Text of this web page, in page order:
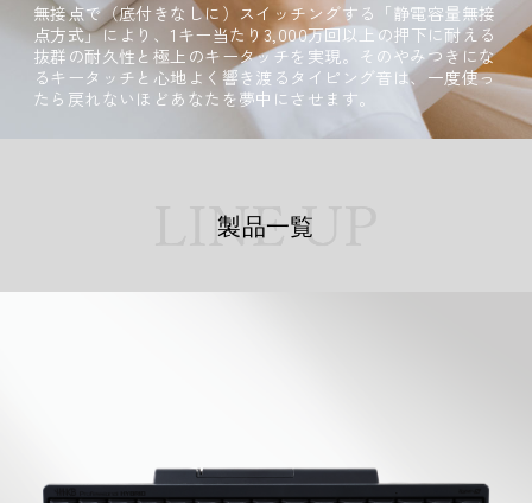
無接点で（底付きなしに）スイッチングする「静電容量無接
点方式」により、1キー当たり3,000万回以上の押下に耐える
抜群の耐久性と極上のキータッチを実現。そのやみつきにな
るキータッチと心地よく響き渡るタイピング音は、一度使っ
たら戻れないほどあなたを夢中にさせます。
製品一覧